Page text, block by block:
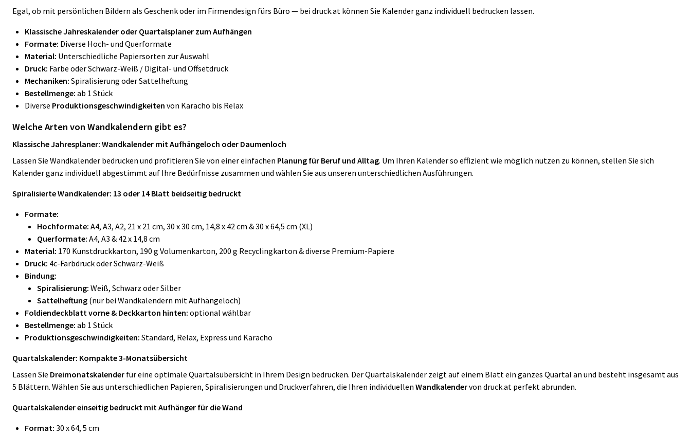
Egal, ob mit persönlichen Bildern als Geschenk oder im Firmendesign fürs Büro — bei druck.at können Sie Kalender ganz individuell bedrucken lassen.
Klassische Jahreskalender oder Quartalsplaner zum Aufhängen
Formate: Diverse Hoch- und Querformate
Material: Unterschiedliche Papiersorten zur Auswahl
Druck: Farbe oder Schwarz-Weiß / Digital- und Offsetdruck
Mechaniken: Spiralisierung oder Sattelheftung
Bestellmenge: ab 1 Stück
Diverse Produktionsgeschwindigkeiten von Karacho bis Relax
Welche Arten von Wandkalendern gibt es?
Klassische Jahresplaner: Wandkalender mit Aufhängeloch oder Daumenloch
Lassen Sie Wandkalender bedrucken und profitieren Sie von einer einfachen Planung für Beruf und Alltag. Um Ihren Kalender so effizient wie möglich nutzen zu können, stellen Sie sich
Kalender ganz individuell abgestimmt auf Ihre Bedürfnisse zusammen und wählen Sie aus unseren unterschiedlichen Ausführungen.
Spiralisierte Wandkalender: 13 oder 14 Blatt beidseitig bedruckt
Formate:
Hochformate: A4, A3, A2, 21 x 21 cm, 30 x 30 cm, 14,8 x 42 cm & 30 x 64,5 cm (XL)
Querformate: A4, A3 & 42 x 14,8 cm
Material: 170 Kunstdruckkarton, 190 g Volumenkarton, 200 g Recyclingkarton & diverse Premium-Papiere
Druck: 4c-Farbdruck oder Schwarz-Weiß
Bindung:
Spiralisierung: Weiß, Schwarz oder Silber
Sattelheftung (nur bei Wandkalendern mit Aufhängeloch)
Foldiendeckblatt vorne & Deckkarton hinten: optional wählbar
Bestellmenge: ab 1 Stück
Produktionsgeschwindigkeiten: Standard, Relax, Express und Karacho
Quartalskalender: Kompakte 3-Monatsübersicht
Lassen Sie Dreimonatskalender für eine optimale Quartalsübersicht in Ihrem Design bedrucken. Der Quartalskalender zeigt auf einem Blatt ein ganzes Quartal an und besteht insgesamt aus
5 Blättern. Wählen Sie aus unterschiedlichen Papieren, Spiralisierungen und Druckverfahren, die Ihren individuellen Wandkalendervon druck.at perfekt abrunden.
Quartalskalender einseitig bedruckt mit Aufhänger für die Wand
Format: 30 x 64, 5 cm